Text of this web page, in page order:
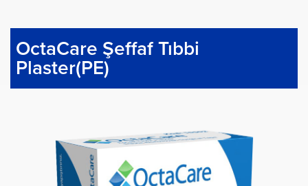
OctaCare Şeffaf Tıbbi
Plaster(PE)